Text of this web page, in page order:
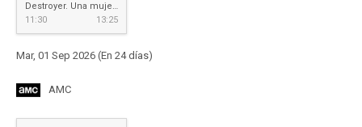
Destroyer. Una mujer herida
11:30
13:25
Mar, 01 Sep 2026 (En 24 días)
AMC